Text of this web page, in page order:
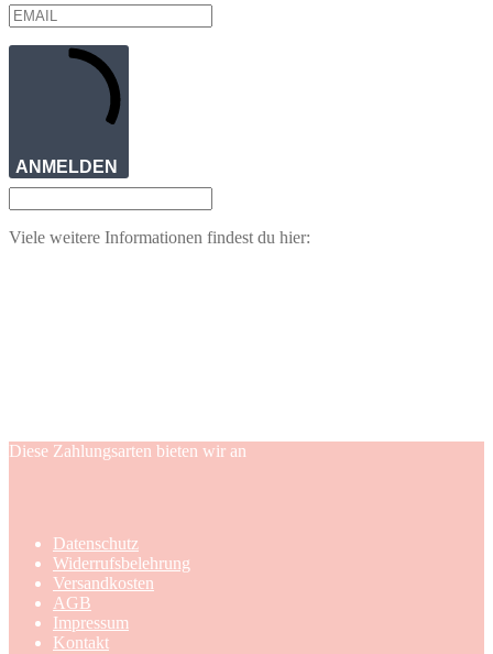
ANMELDEN
Viele weitere Informationen findest du hier:
Diese Zahlungsarten bieten wir an
Datenschutz
Widerrufsbelehrung
Versandkosten
AGB
Impressum
Kontakt